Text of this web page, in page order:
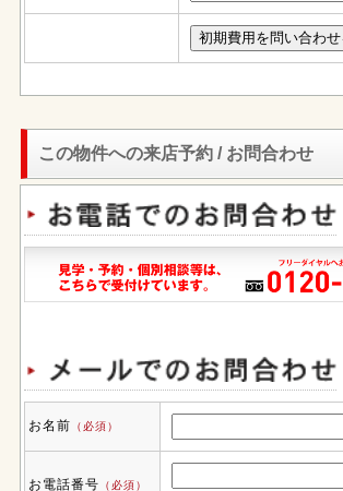
この物件への来店予約 / お問合わせ
お名前 （必須）
お電話番号 （必須）